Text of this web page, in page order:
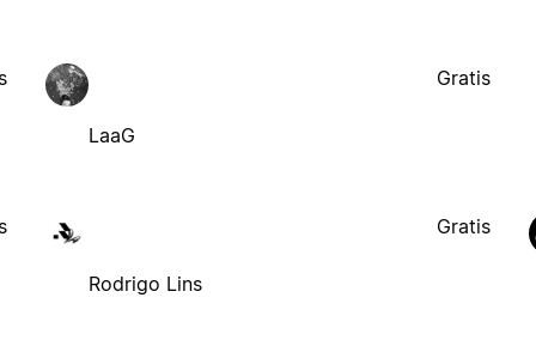
LaaG
Gratis
Rodrigo Lins
Gratis